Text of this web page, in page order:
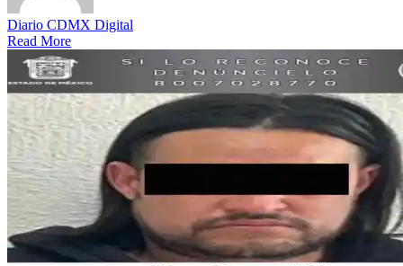
Diario CDMX Digital
Read More